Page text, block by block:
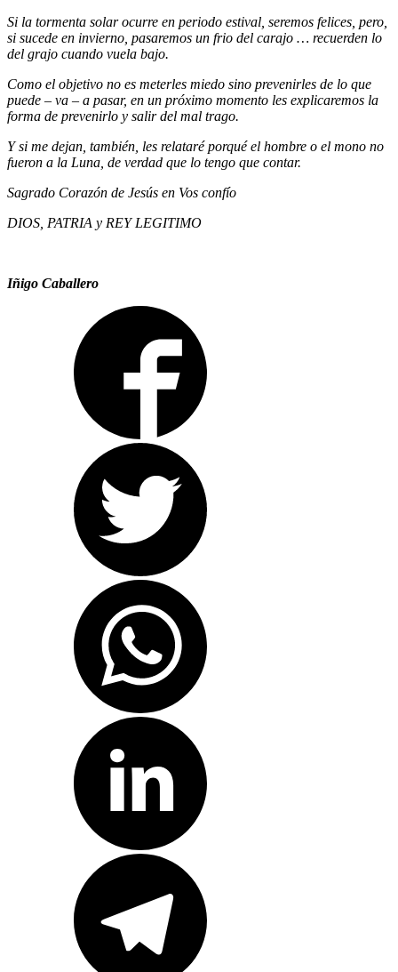
Si la tormenta solar ocurre en periodo estival, seremos felices, pero,
si sucede en invierno, pasaremos un frio del carajo … recuerden lo
del grajo cuando vuela bajo.
Como el objetivo no es meterles miedo sino prevenirles de lo que
puede – va – a pasar, en un próximo momento les explicaremos la
forma de prevenirlo y salir del mal trago.
Y si me dejan, también, les relataré porqué el hombre o el mono no
fueron a la Luna, de verdad que lo tengo que contar.
Sagrado Corazón de Jesús en Vos confío
DIOS, PATRIA y REY LEGITIMO
Iñigo Caballero